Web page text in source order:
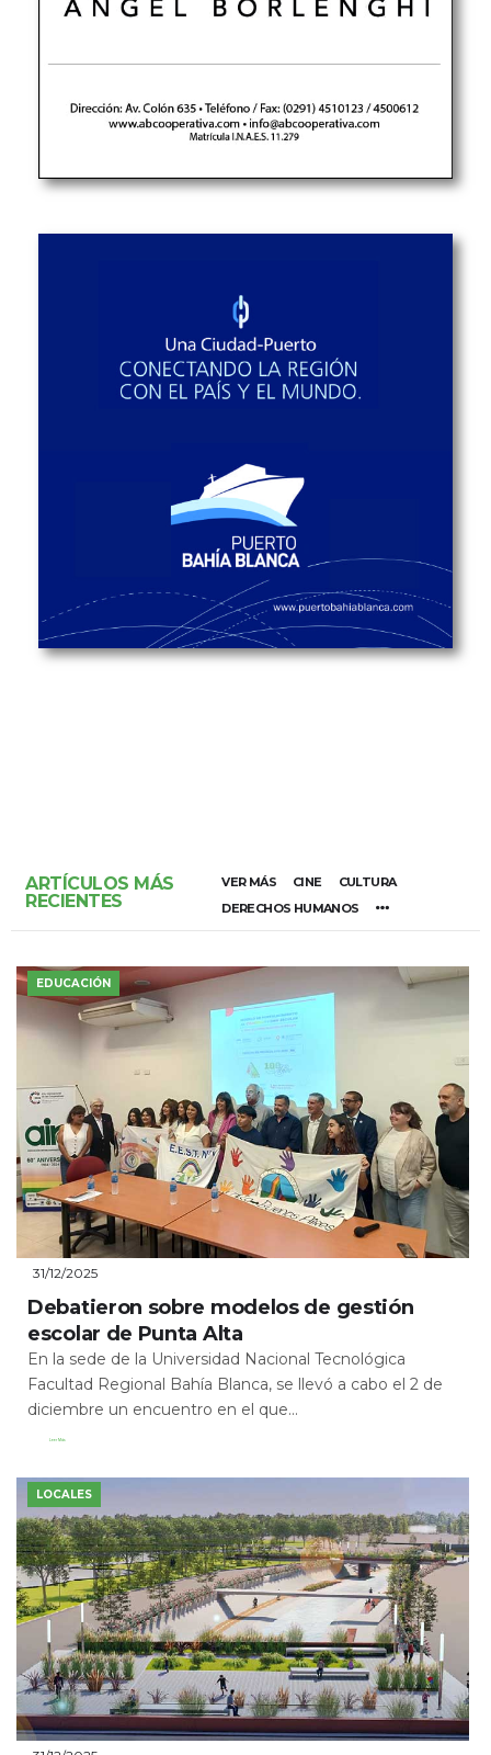
ARTÍCULOS MÁS
RECIENTES
VER MÁS CINE
CULTURA
DERECHOS HUMANOS
EDUCACIÓN
31/12/2025
Debatieron sobre modelos de gestión
escolar de Punta Alta
En la sede de la Universidad Nacional Tecnológica
Facultad Regional Bahía Blanca, se llevó a cabo el 2 de
diciembre un encuentro en el que...
Leer Más
LOCALES